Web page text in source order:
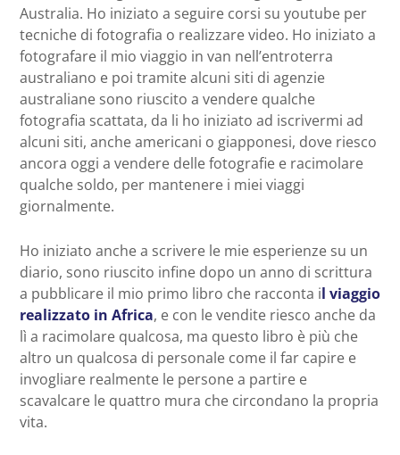
Australia. Ho iniziato a seguire corsi su youtube per
tecniche di fotografia o realizzare video. Ho iniziato a
fotografare il mio viaggio in van nell’entroterra
australiano e poi tramite alcuni siti di agenzie
australiane sono riuscito a vendere qualche
fotografia scattata, da li ho iniziato ad iscrivermi ad
alcuni siti, anche americani o giapponesi, dove riesco
ancora oggi a vendere delle fotografie e racimolare
qualche soldo, per mantenere i miei viaggi
giornalmente.
Ho iniziato anche a scrivere le mie esperienze su un
diario, sono riuscito infine dopo un anno di scrittura
a pubblicare il mio primo libro che racconta il viaggio
realizzato in Africa, e con le vendite riesco anche da
lì a racimolare qualcosa, ma questo libro è più che
altro un qualcosa di personale come il far capire e
invogliare realmente le persone a partire e
scavalcare le quattro mura che circondano la propria
vita.